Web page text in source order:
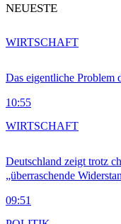
NEUESTE
Das eigentliche Problem
10:55
WIRTSCHAFT
Deutschland zeigt trotz
„überraschende
09:51
WIRTSCHAFT